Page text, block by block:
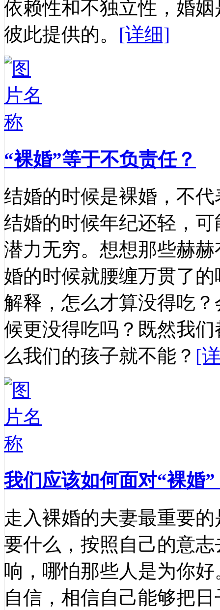
依赖性和不独立性，婚
彼此提供的。 [详细]
“裸婚”等于不负责任？
结婚的时候是裸婚，不
结婚的时候年纪还轻，
潜力无穷。想想那些赫
婚的时候就腰缠万贯了
解释，怎么才算没得吃
候更没得吃吗？既然我
么我们的孩子就不能？ [
我们应该如何面对“裸婚”
走入裸婚的夫妻最重要
要什么，按照自己的意
响，哪怕那些人是为你
自信，相信自己能够把